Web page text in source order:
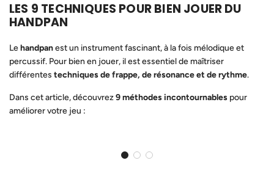
LES 9 TECHNIQUES POUR BIEN JOUER DU
HANDPAN
Lehandpanest un instrument fascinant, à la fois mélodique et
percussif. Pour bien en jouer, il est essentiel de maîtriser
différentes techniques de frappe, de résonance et de rythme.
Dans cet article, découvrez9 méthodes incontournables pour
améliorer votre jeu :